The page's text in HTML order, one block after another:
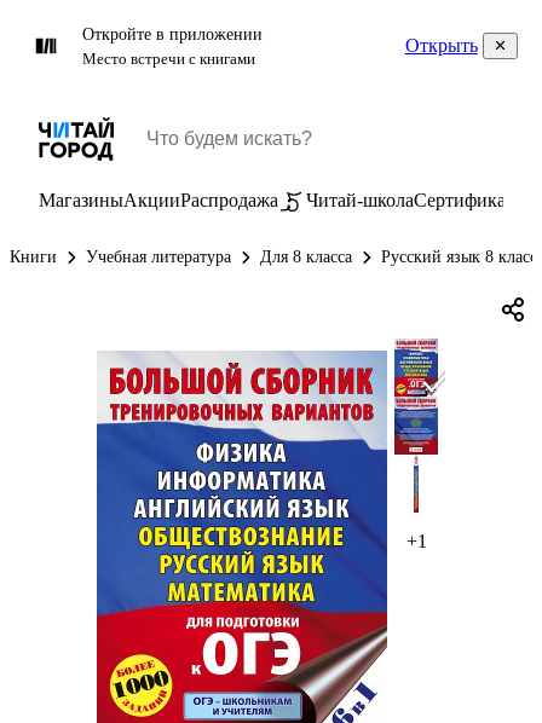
Откройте в приложении
Место встречи с книгами
Открыть
МагазиныАкцииРаспродажа Читай-школаСертификаты
Книги Учебная литература Для 8 класса Русский язык 8 класс
+1